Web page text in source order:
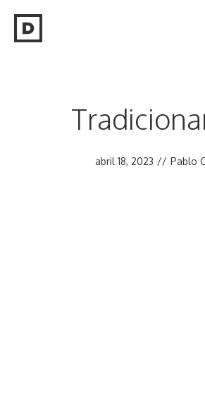
abril 18, 2023 // Pablo